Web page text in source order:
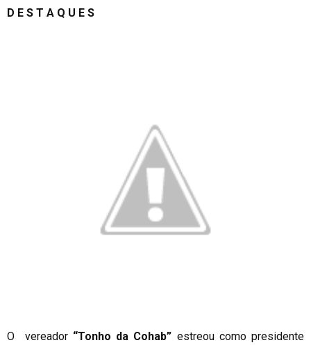
D E S T A Q U E S
O vereador “Tonho da Cohab” estreou como presidente